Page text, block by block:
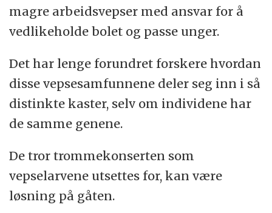
magre arbeidsvepser med ansvar for å
vedlikeholde bolet og passe unger.
Det har lenge forundret forskere hvordan
disse vepsesamfunnene deler seg inn i så
distinkte kaster, selv om individene har
de samme genene.
De tror trommekonserten som
vepselarvene utsettes for, kan være
løsning på gåten.